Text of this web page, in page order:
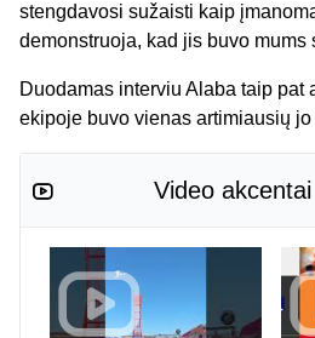
stengdavosi sužaisti kaip
demonstruoja, kad jis buvo mums
Duodamas interviu Alaba taip pat
ekipoje buvo vienas artimiausių jo
Video akcentai